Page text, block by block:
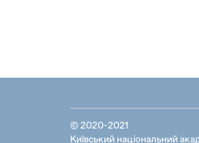
© 2020-2021
Київський національний